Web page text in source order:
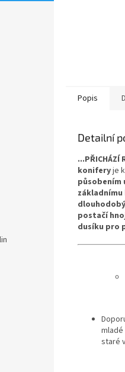
Popis
Detailní
...PŘICHÁZÍ
koniferyje
působením
postačí
dusíku pro
staré